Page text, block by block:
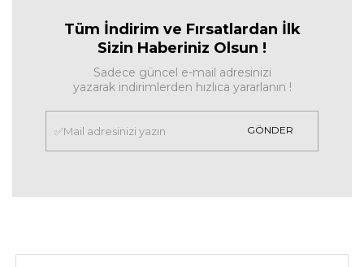
Tüm İndirim ve Fırsatlardan İlk
Sizin Haberiniz Olsun !
Sadece güncel e-mail adresinizi
yazarak indirimlerden hızlıca yararlanın !
GÖNDER